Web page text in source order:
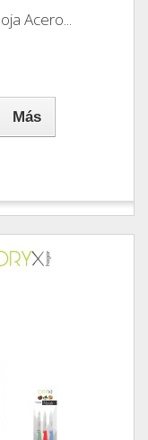
Acero...
Más